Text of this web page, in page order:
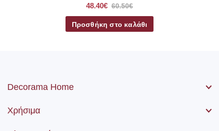
48.40€ 60.50€
Προσθήκη στο καλάθι
Decorama Home
Χρήσιμα